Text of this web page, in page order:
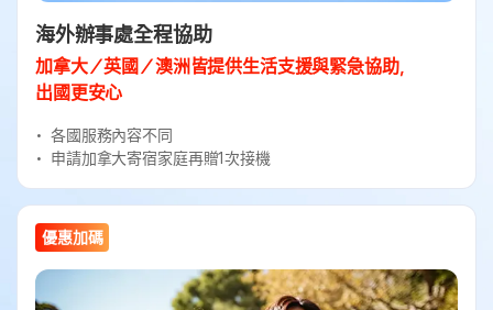
海外辦事處全程協助
加拿大／英國／澳洲皆提供生活支援與緊急協助，
出國更安心
各國服務內容不同
申請加拿大寄宿家庭再贈1次接機
優惠加碼